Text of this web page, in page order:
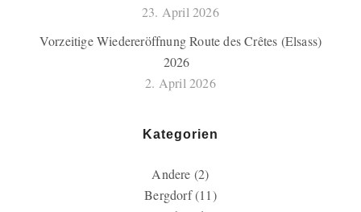
23. April 2026
Vorzeitige Wiedereröffnung Route des Crêtes (Elsass)
2026
2. April 2026
Kategorien
Andere (2)
Bergdorf(11)